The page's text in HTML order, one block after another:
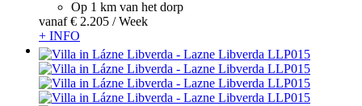
Op 1 km van het dorp
vanaf € 2.205 / Week
+ INFO